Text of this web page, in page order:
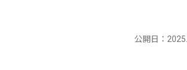
公開日：